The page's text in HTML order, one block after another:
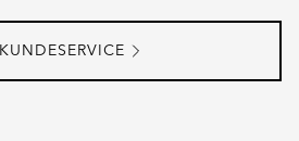
KUNDESERVICE